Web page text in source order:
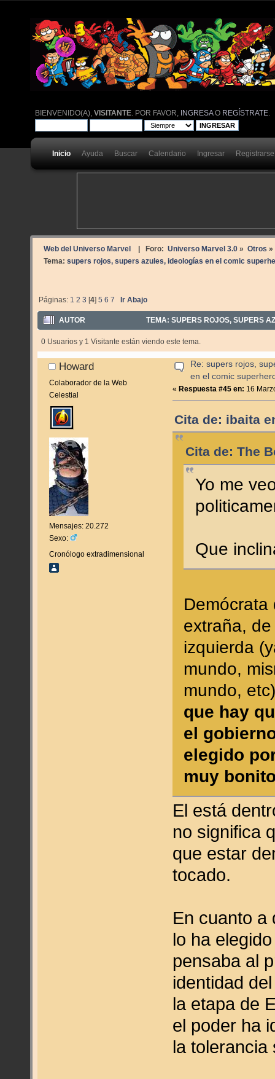
BIENVENIDO(A),VISITANTE . POR FAVOR, INGRESAO REGÍSTRATE
Inicio Ayuda Buscar Calendario Ingresar Registrarse
Web del Universo Marvel | Foro: Universo Marvel 3.0» Otros »
Tema: supers rojos, supers azules, ideologías en el comic
Páginas: 1 2 3 [4]5 6 7 Ir Abajo
AUTOR TEMA: SUPERS ROJOS, SUPERS
0 Usuarios y 1 Visitante están viendo este tema.
Howard
Colaborador de la Web
Celestial
Mensajes: 20.272
Sexo:
Cronólogo extradimensional
Re: supers rojos,
en el comic
«Respuesta #45 en: 16
Cita de: ibaita
Cita de: The
Yo me
Que
extraña,
izquierda
mundo,
mundo,
que hay
el
elegido
muy
El está
no significa
que estar
tocado.
En cuanto a
lo ha
pensaba al
identidad
la etapa de
el poder ha
la tolerancia